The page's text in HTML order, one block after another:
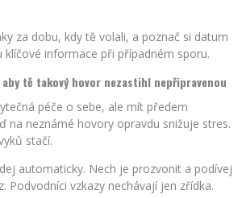
za dobu, kdy tě volali, a poznač si datum
klíčové informace při případném sporu.
tě takový hovor nezastihl nepřipravenou
péče o sebe, ale mít předem
na neznámé hovory opravdu snižuje stres.
stačí.
automaticky. Nech je prozvonit a podívej
Podvodníci vzkazy nechávají jen zřídka.